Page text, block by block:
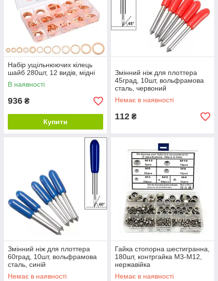
Набір ущільнюючих кілець
шайб 280шт, 12 видів, мідні
В наявності
936 ₴
Купити
Змінний ніж для плоттера
45град, 10шт, вольфрамова
сталь, червоний
Немає в наявності
112 ₴
Змінний ніж для плоттера
60град, 10шт, вольфрамова
сталь, синій
Немає в наявності
Гайка стопорна шестигранна,
180шт, контргайка M3-M12,
нержавійка
Немає в наявності